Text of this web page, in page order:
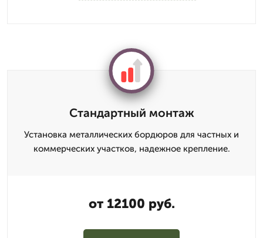
Стандартный монтаж
Установка металлических бордюров для частных и
коммерческих участков, надежное крепление.
от 12100 руб.